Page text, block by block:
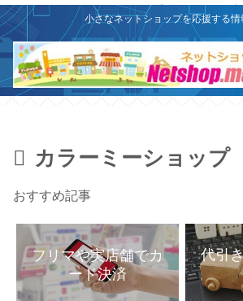
このサイトはプロモーションを含
小さなネットショップを応援する情
カラーミーショップ
おすすめ記事
フリマや実店舗でカ
ード決済
代引